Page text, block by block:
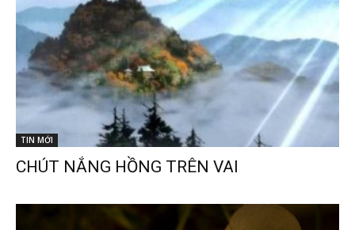
TIN MỚI
CHÚT NẮNG HỒNG TRÊN VAI